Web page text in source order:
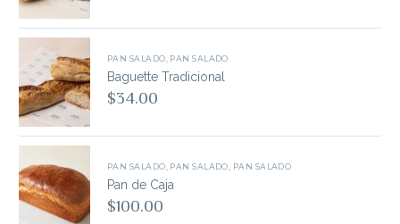
PAN SALADO PAN SALADO
Baguette Tradicional
$34.00
PAN SALADO PAN SALADO PAN SALADO
Pan de Caja
$100.00